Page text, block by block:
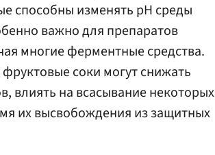
способны изменять pH среды
важно для препаратов
многие ферментные средства.
соки могут снижать
влиять на всасывание некоторых
их высвобождения из защитных